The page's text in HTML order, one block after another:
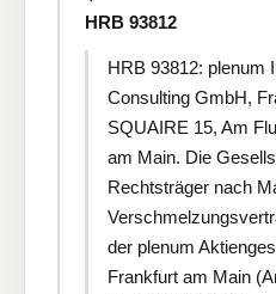
HRB 93812
HRB 93812: plenum
Consulting GmbH,
SQUAIRE 15, Am
am Main. Die
Rechtsträger nach
der plenum
Frankfurt am Main